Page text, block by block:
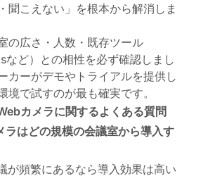
聞こえない」を根本から解消しま
の広さ・人数・既存ツール
など）との相性を必ず確認しまし
カーがデモやトライアルを提供し
境で試すのが最も確実です。
カメラに関するよくある質問
ラはどの規模の会議室から導入す
が頻繁にあるなら導入効果は高い